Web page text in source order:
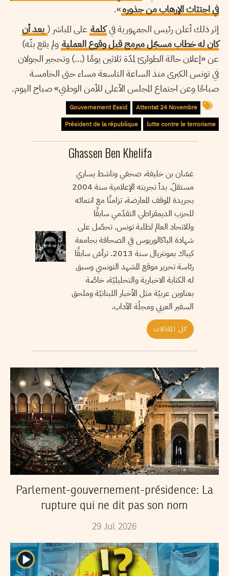
في اجتثاث الإرهاب من جذوره».
إثر ذلك أعلن رئيس الجمهورية فيكلمة على المباشر ( بعد أن
كان له خطاب مسجّل مبرمج قبل وقوع العملية ولم يقع بثّه)
عن «إعلان حالة الطوارئ لمدّة ثلاثين يومًا (…) وتحجير الجولان
في تونس الكبرى منذ الساعة التاسعة مساء حتى الخامسة
صباحًا وعن اجتماع المجلس الأعلى للأمن الوطني» صباح اليوم.
Attentat 24 Novembre
Gouvernement Essid
lutte contre le terrorisme
Président de la république
Ghassen Ben Khelifa
غسّان بن خليفة، صحفي وناشط يساري
مستقلّ. بدأ تجربته الإعلامية سنة 2004
بجريدة الموقف المعارضة، تزامنًا مع انتمائه
للحزب الديمقراطي التقدّمي سابقًا
وللاتحاد العالم لطلبة تونس. تحصّل على
شهادة الباكالوريوس في الصحافة بجامعة
كيباك بمونتريال سنة 2013. ترأسّ سابقًا
رئاسة تحرير موقع المشهد التونسي وسبق
له الكتابة الاخبارية والتحليليّة، خاصّة
بعناوين عربيّة مثل الأخبار اللبنانيّة وملحق
السفير العربي ومجلّة الآداب.
كل المقالات
Parlement-gouvernement-présidence: La
rupture qui ne dit pas son nom
29 Jul 2026